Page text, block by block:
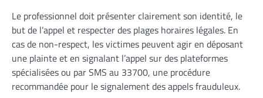
Le professionnel doit présenter clairement son identité, le
but de l’appel et respecter des plages horaires légales. En
cas de non-respect, les victimes peuvent agir en déposant
une plainte et en signalant l’appel sur des plateformes
spécialisées ou par SMS au 33700, une procédure
recommandée pour le signalement des appels frauduleux.